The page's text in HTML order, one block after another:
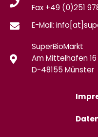
Fax +49 (0)251
E-Mail:
SuperBioMarkt
Am Mittelhafen 16
D-48155 Münster